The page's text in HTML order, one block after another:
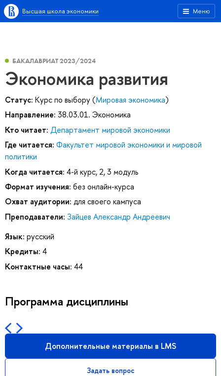
Меню
Высшая школа экономики
БАКАЛАВРИАТ 2023/2024
Экономика развития
Статус: Курс по выбору (Мировая экономика)
Направление: 38.03.01. Экономика
Кто читает: Департамент мировой экономики
Где читается: Факультет мировой экономики и мировой
политики
Когда читается: 4-й курс, 2, 3 модуль
Формат изучения: без онлайн-курса
Охват аудитории: для своего кампуса
Преподаватели: Зайцев Александр Андреевич
Язык: русский
Кредиты: 4
Контактные часы: 44
Программа дисциплины
Дополнительные материалы в LMS
Задать вопрос